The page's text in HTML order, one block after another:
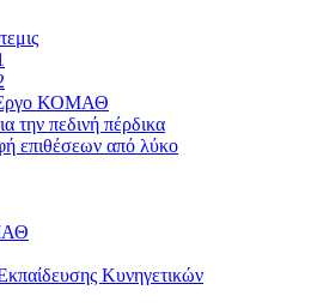
Έργο ΚΟΜΑΘ
την πεδινή πέρδικα
επιθέσεων από λύκο
Κυνηγετικών